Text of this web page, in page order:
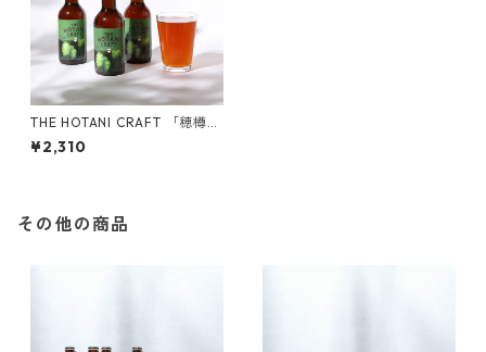
THE HOTANI CRAFT 「穂樽」
-HOTARU 330ml （3本セッ
ト）
¥2,310
その他の商品